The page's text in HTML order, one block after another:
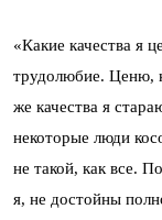
«Какие качества я
трудолюбие. Ценю,
же качества я
некоторые люди
не такой, как все.
я, не достойны